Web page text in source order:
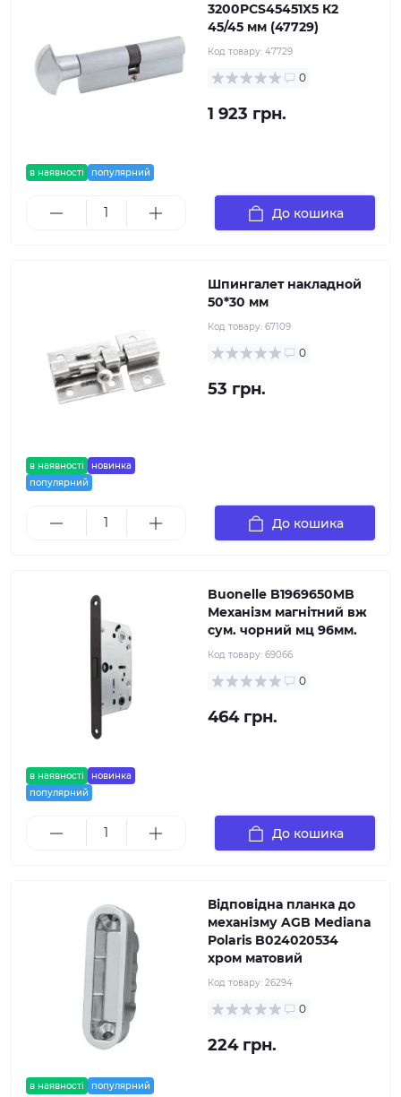
в наявності популярний
3200PCS45451X5 К2
45/45 мм (47729)
Код товару: 47729
0
1 923 грн.
До кошика
в наявності
новинка
популярний
Шпингалет накладной
50*30 мм
Код товару: 67109
0
53 грн.
До кошика
в наявності
новинка
популярний
Buonelle B1969650MB
Механізм магнітний вж
сум. чорний мц 96мм.
Код товару: 69066
0
464 грн.
До кошика
в наявності популярний
Відповідна планка до
механізму AGB Mediana
Polaris B024020534
хром матовий
Код товару: 26294
0
224 грн.